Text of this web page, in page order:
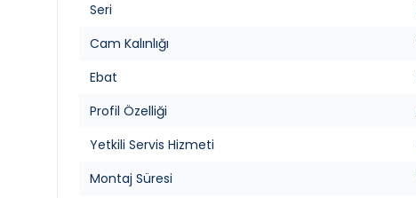
Seri
Cam Kalınlığı
Ebat
Profil Özelliği
Yetkili Servis Hizmeti
Montaj Süresi